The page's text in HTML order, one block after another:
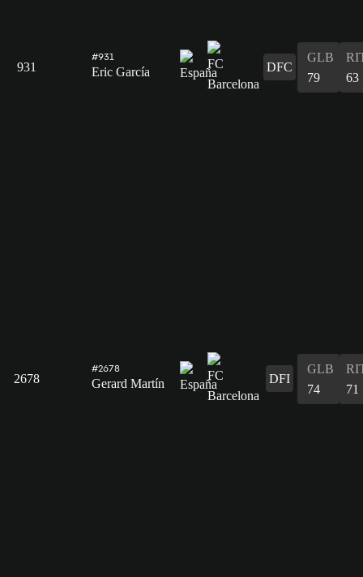
931
#931
Eric García DFC
GLB
79
63
2678
#2678
Gerard Martín DFI
GLB
74
71